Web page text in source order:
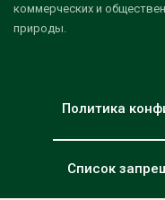
коммерческих и
природы.
Политика
Список